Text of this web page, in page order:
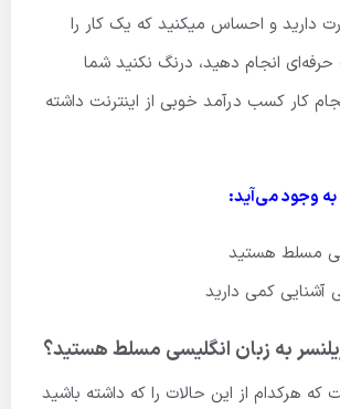
دارید و احساس میکنید که یک کار را
حرفه‌ای انجام دهید، درنگ نکنید شما
کار کسب درآمد خوبی از اینترنت داشته
به وجود می‌آید:
مسلط هستید
آشنایی کمی دارید
به زبان انگلیسی مسلط هستید؟
هرکدام از این حالات را که داشته باشید